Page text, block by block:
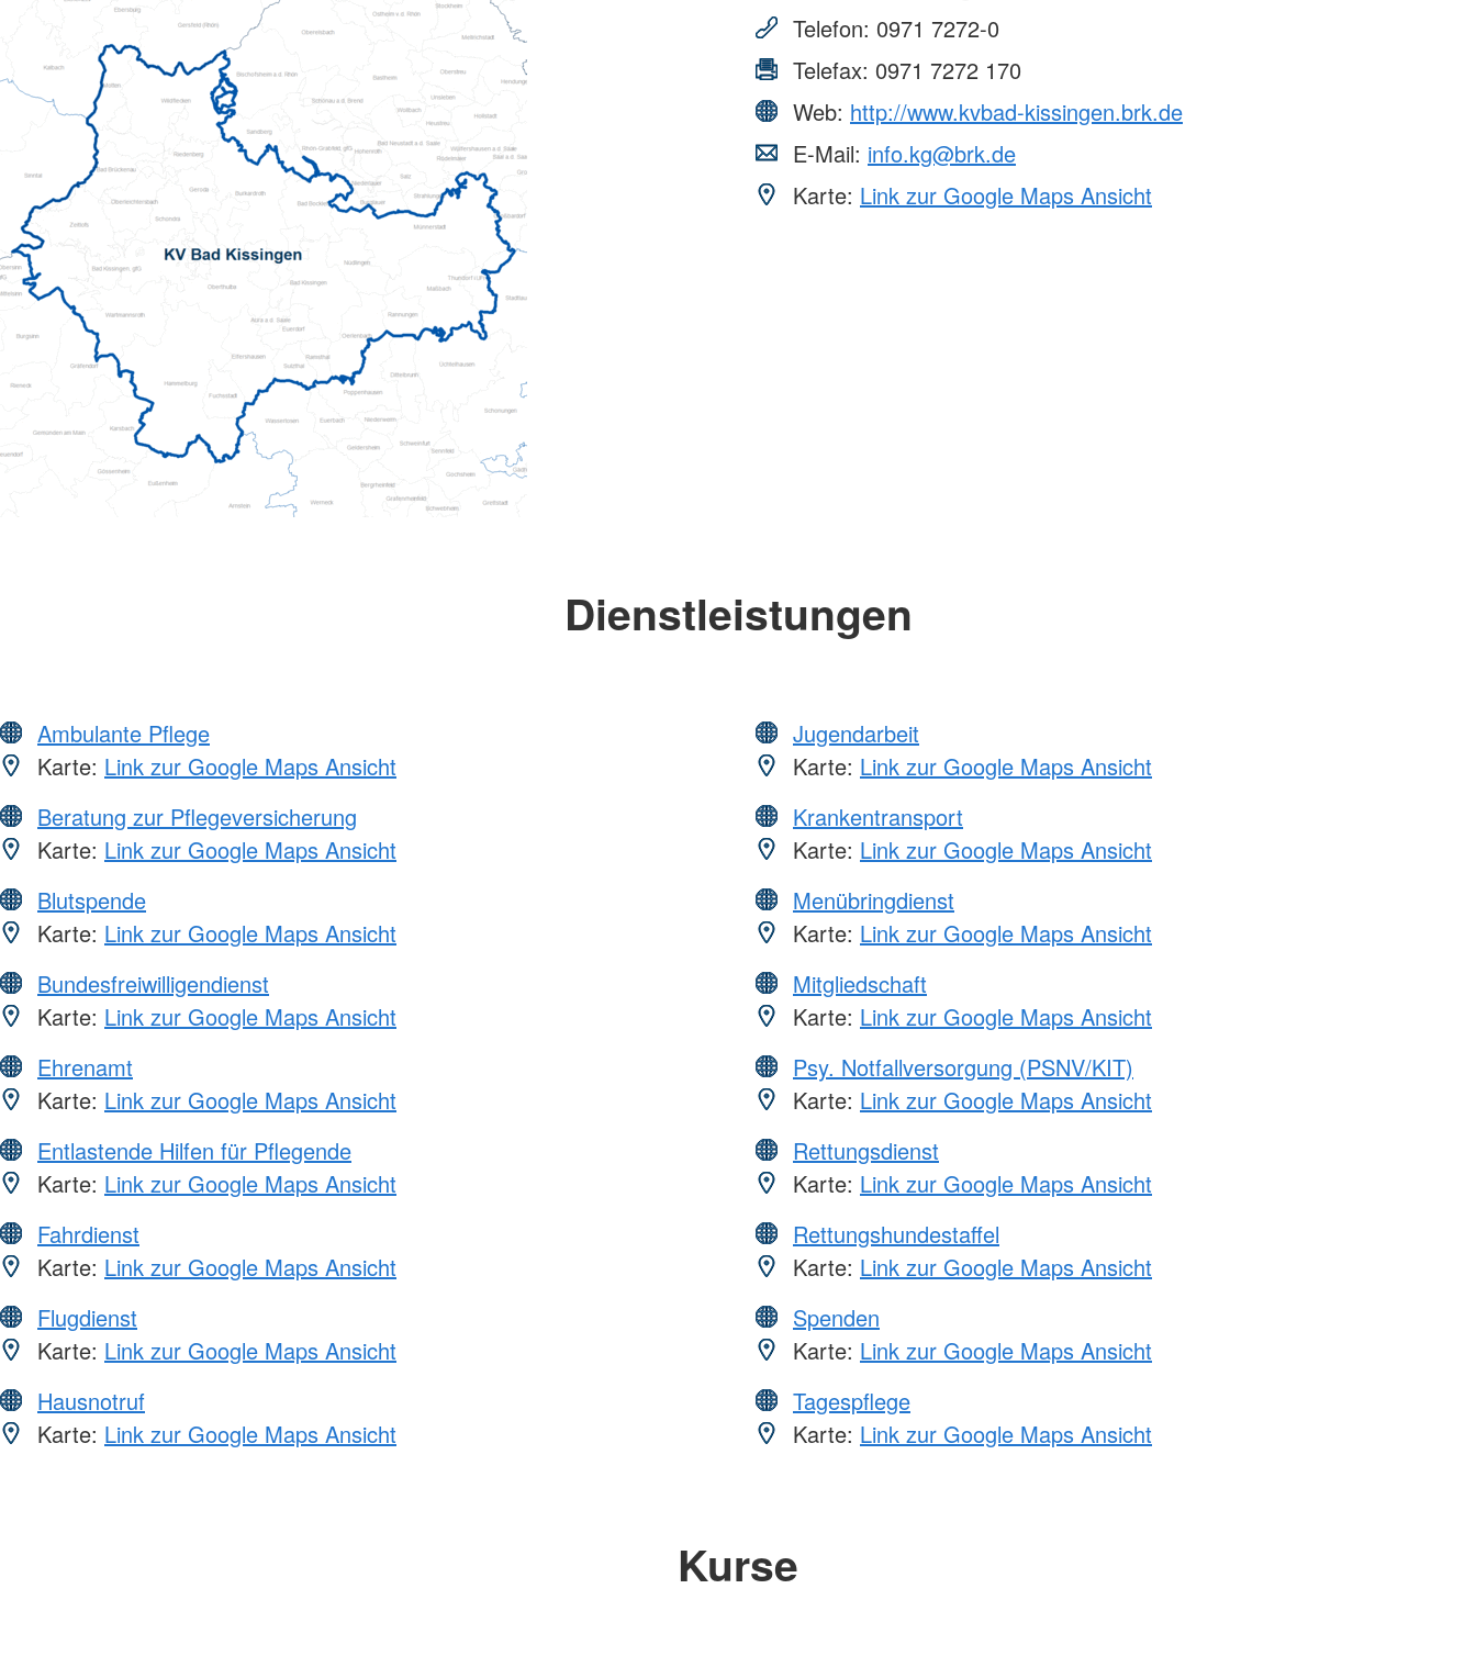
Pflegeberatung
Seniorenbüro Nothelfer
Servicewohnen-Sonnenpark
Tagespflege
Telefon: 0971 7272-0
Telefax: 0971 7272 170
Web: http://www.kvbad-kissingen.brk.de
E-Mail: info.kg@brk.de
Karte: Link zur Google Maps Ansicht
Dienstleistungen
Ambulante Pflege
Karte: Link zur Google Maps Ansicht
Beratung zur Pflegeversicherung
Karte: Link zur Google Maps Ansicht
Blutspende
Karte: Link zur Google Maps Ansicht
Bundesfreiwilligendienst
Karte: Link zur Google Maps Ansicht
Ehrenamt
Karte: Link zur Google Maps Ansicht
Entlastende Hilfen für Pflegende
Karte: Link zur Google Maps Ansicht
Fahrdienst
Karte: Link zur Google Maps Ansicht
Flugdienst
Karte: Link zur Google Maps Ansicht
Hausnotruf
Karte: Link zur Google Maps Ansicht
Jugendarbeit
Karte: Link zur Google Maps Ansicht
Krankentransport
Karte: Link zur Google Maps Ansicht
Menübringdienst
Karte: Link zur Google Maps Ansicht
Mitgliedschaft
Karte: Link zur Google Maps Ansicht
Psy. Notfallversorgung (PSNV/KIT)
Karte: Link zur Google Maps Ansicht
Rettungsdienst
Karte: Link zur Google Maps Ansicht
Rettungshundestaffel
Karte: Link zur Google Maps Ansicht
Spenden
Karte: Link zur Google Maps Ansicht
Tagespflege
Karte: Link zur Google Maps Ansicht
Kurse